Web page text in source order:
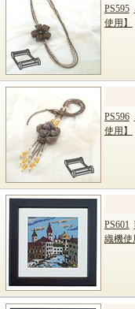
PS595
使用】
PS596
使用】
PS601
織機使